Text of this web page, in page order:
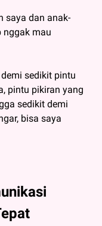
saya dan anak-
nggak mau
sedikit pintu
pintu pikiran yang
sedikit demi
bisa saya